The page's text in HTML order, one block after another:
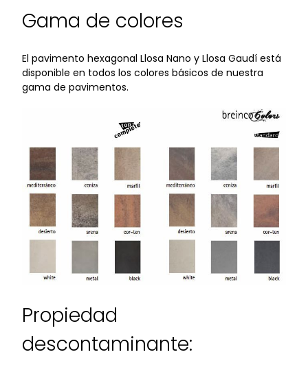
Gama de colores
El pavimento hexagonal Llosa Nano y Llosa Gaudí está
disponible en todos los colores básicos de nuestra
gama de pavimentos.
Propiedad
descontaminante: